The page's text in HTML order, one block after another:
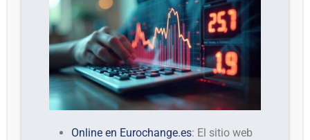
Online en Eurochange.es: El sitio web